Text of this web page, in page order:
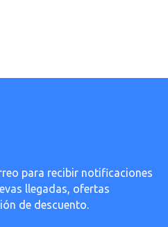
para recibir notificaciones
llegadas, ofertas
de descuento.